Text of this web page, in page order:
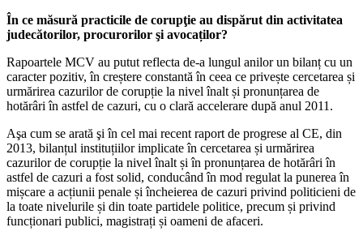
În ce măsură practicile de corupţie au dispărut din activitatea
judecătorilor, procurorilor şi avocaților?
Rapoartele MCV au putut reflecta de-a lungul anilor un bilanț cu un
caracter pozitiv, în creștere constantă în ceea ce privește cercetarea și
urmărirea cazurilor de corupție la nivel înalt și pronunțarea de
hotărâri în astfel de cazuri, cu o clară accelerare după anul 2011.
Aşa cum se arată şi în cel mai recent raport de progrese al CE, din
2013, bilanțul instituțiilor implicate în cercetarea și urmărirea
cazurilor de corupție la nivel înalt și în pronunțarea de hotărâri în
astfel de cazuri a fost solid, conducând în mod regulat la punerea în
mișcare a acțiunii penale și încheierea de cazuri privind politicieni de
la toate nivelurile și din toate partidele politice, precum și privind
funcționari publici, magistrați și oameni de afaceri.